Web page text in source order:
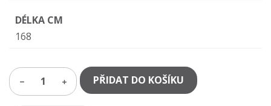
DÉLKA CM
168
1 PŘIDAT DO KOŠÍKU